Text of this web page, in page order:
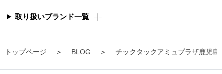
トップページ BLOG チックタックアミュプラザ鹿児島
取り扱いブランド一覧